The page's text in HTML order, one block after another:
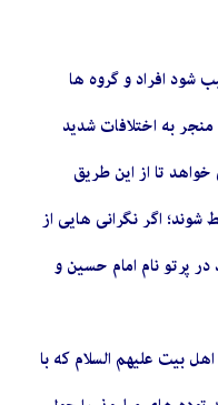
شود افراد و گروه ها
منجر به اختلافات شدید
تا از این طریق
شوند؛ اگر نگرانی هایی از
در پرتو نام امام حسین و
بيت عليهم السلام كه با